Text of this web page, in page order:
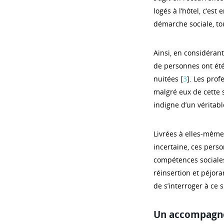
logés à l’hôtel,
démarche sociale,
Ainsi, en
de personnes ont
nuitées [3]. Les
malgré eux de cette
indigne d’un
Livrées à elles-
incertaine, ces
compétences
réinsertion et
de s’interroger à ce
Un